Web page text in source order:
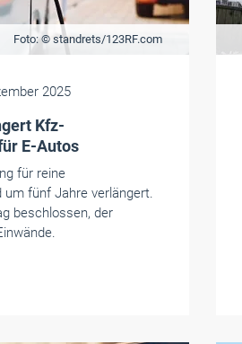
Foto: © standrets/123RF.com
2025
Kfz-
E-Autos
für reine
um fünf Jahre verlängert.
beschlossen, der